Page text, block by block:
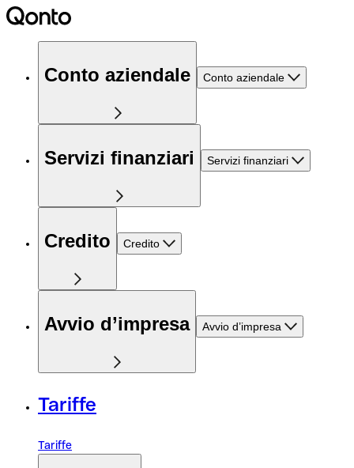
Conto aziendale Conto aziendale
Servizi finanziari Servizi finanziari
Credito Credito
Avvio d’impresa Avvio d’impresa
Tariffe
Tariffe